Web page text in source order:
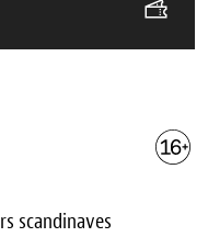
scandinaves